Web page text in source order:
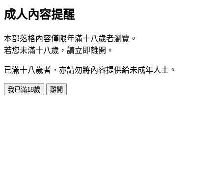
成人內容提醒
本部落格內容僅限年滿十八歲者瀏覽。
若您未滿十八歲，請立即離開。
已滿十八歲者，亦請勿將內容提供給未成年人士。
我已滿18歲 離開